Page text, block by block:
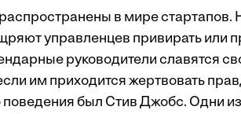
в мире стартапов.
управленцев привирать или
руководители славятся
им приходится жертвовать
поведения был Стив Джобс. Одни